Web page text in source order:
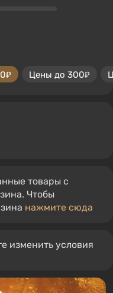
Цены до 300₽
товары с
Чтобы
нажмите сюда
изменить условия